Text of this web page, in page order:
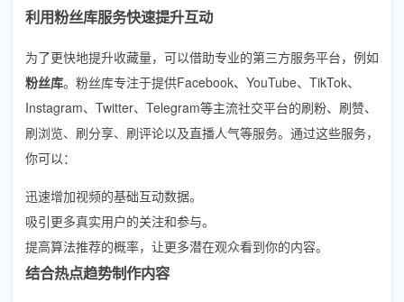
利用粉丝库服务快速提升互动
为了更快地提升收藏量，可以借助专业的第三方服务平台，例如
粉丝库。粉丝库专注于提供Facebook、YouTube、TikTok、
Instagram、Twitter、Telegram等主流社交平台的刷粉、刷赞、
刷浏览、刷分享、刷评论以及直播人气等服务。通过这些服务，
你可以：
迅速增加视频的基础互动数据。
吸引更多真实用户的关注和参与。
提高算法推荐的概率，让更多潜在观众看到你的内容。
结合热点趋势制作内容